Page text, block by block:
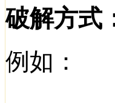
破解方式
例如：